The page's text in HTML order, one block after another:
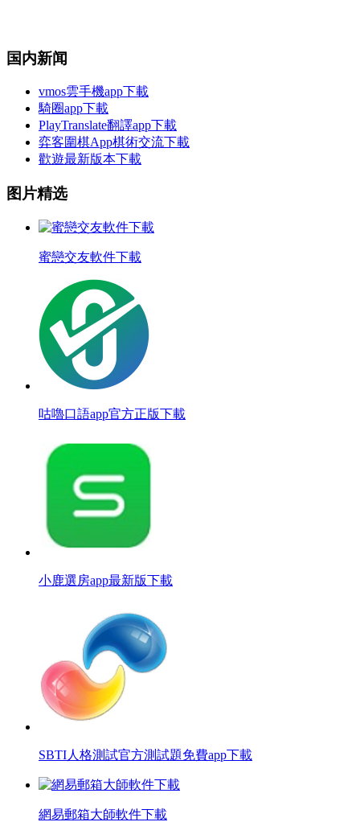
国内新闻
vmos雲手機app下載
騎圈app下載
PlayTranslate翻譯app下載
弈客圍棋App棋術交流下載
歡遊最新版本下載
图片精选
蜜戀交友軟件下載
咕嚕口語app官方正版下載
小鹿選房app最新版下載
SBTI人格測試官方測試題免費app下載
網易郵箱大師軟件下載